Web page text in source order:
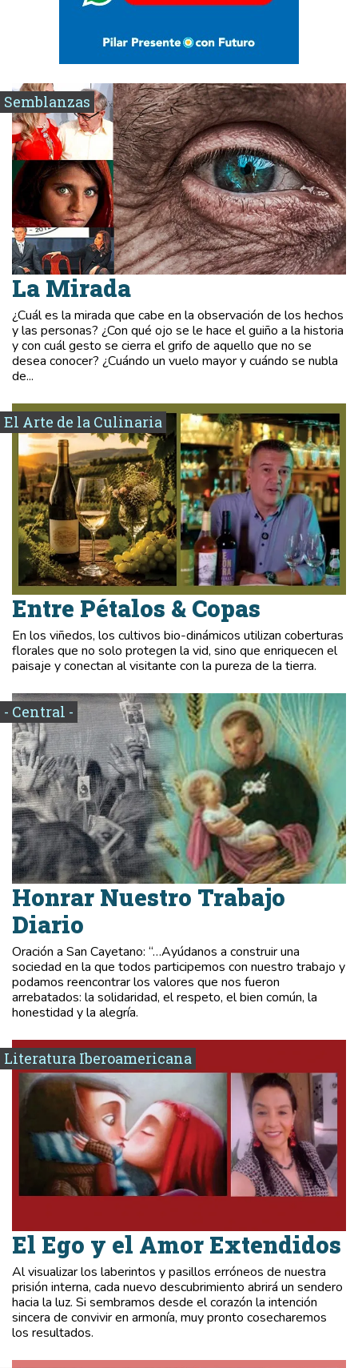
Semblanzas
La Mirada
¿Cuál es la mirada que cabe en la observación de los hechos
y las personas? ¿Con qué ojo se le hace el guiño a la historia
y con cuál gesto se cierra el grifo de aquello que no se
desea conocer? ¿Cuándo un vuelo mayor y cuándo se nubla
de...
El Arte de la Culinaria
Entre Pétalos & Copas
En los viñedos, los cultivos bio-dinámicos utilizan coberturas
florales que no solo protegen la vid, sino que enriquecen el
paisaje y conectan al visitante con la pureza de la tierra.
- Central -
Honrar Nuestro Trabajo
Diario
Oración a San Cayetano: “…Ayúdanos a construir una
sociedad en la que todos participemos con nuestro trabajo y
podamos reencontrar los valores que nos fueron
arrebatados: la solidaridad, el respeto, el bien común, la
honestidad y la alegría.
Literatura Iberoamericana
El Ego y el Amor Extendidos
Al visualizar los laberintos y pasillos erróneos de nuestra
prisión interna, cada nuevo descubrimiento abrirá un sendero
hacia la luz. Si sembramos desde el corazón la intención
sincera de convivir en armonía, muy pronto cosecharemos
los resultados.